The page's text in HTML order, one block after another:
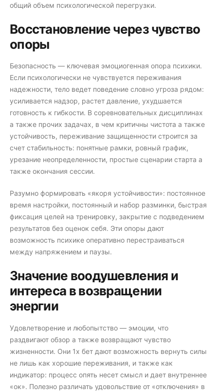
общий объем психологической перегрузки.
Восстановление через чувство
опоры
Безопасность — ключевая эмоциогенная опора психики.
Если психологически не чувствуется переживания
надежности, тело ведет поведение словно угроза рядом:
усиливается надзор, растет давление, ухудшается
готовность к гибкости. В соревновательных дисциплинах
а также прочих задачах, в чем критичны чистота а также
устойчивость, переживание защищенности строится за
счет стабильность: понятные рамки, ровный график,
урезание неопределенности, простые сценарии старта а
также окончания сессии.
Разумно формировать «якоря устойчивости»: постоянное
время настройки, постоянный и набор разминки, быстрая
фиксация целей на тренировку, закрытие с подведением
результатов без оценок себя. Эти опоры дают
возможность психике оперативно перестраиваться
между напряжением и паузы.
Значение воодушевления и
интереса в возвращении
энергии
Удовлетворение и любопытство — эмоции, что
раздвигают обзор а также возвращают чувство
жизненности. Они 1х бет дают возможность вернуть силы
не лишь как хорошие переживания, и также как
индикатор: процесс опять несет смысл и дает внутреннее
«ок». Полезно различать удовольствие от «отключения» в